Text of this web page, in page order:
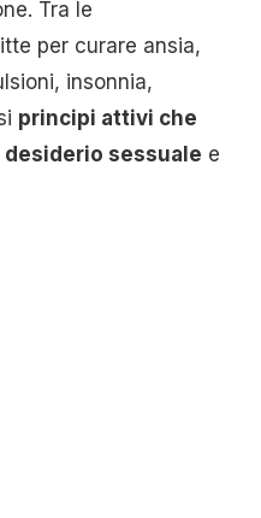
Tra le
per curare ansia,
insonnia,
principi attivi che
sessuale e